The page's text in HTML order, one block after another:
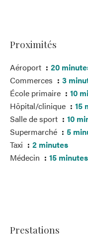
Proximités
Aéroport
20
Commerces
3
École primaire
10
Hôpital/clinique
15
Salle de sport
10
Supermarché
5
Taxi
2 minutes
Médecin
15 minutes
Prestations